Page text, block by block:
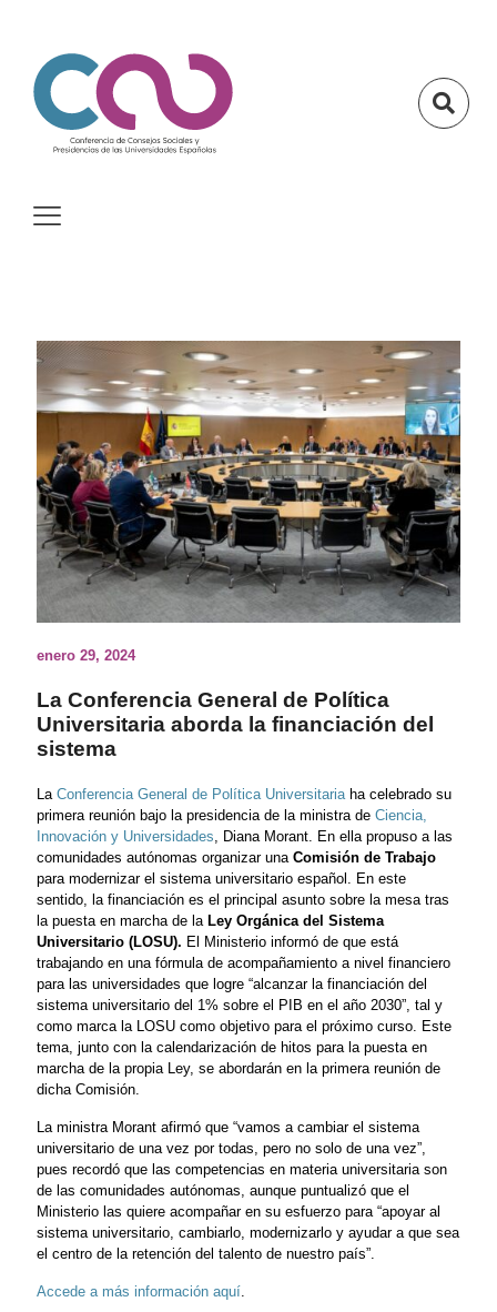
enero 29, 2024
La Conferencia General de Política
Universitaria aborda la financiación del
sistema
La Conferencia General de Política Universitaria ha celebrado su
primera reunión bajo la presidencia de la ministra de Ciencia,
Innovación y Universidades , Diana Morant. En ella propuso a las
comunidades autónomas organizar una Comisión de Trabajo
para modernizar el sistema universitario español. En este
sentido, la financiación es el principal asunto sobre la mesa tras
la puesta en marcha de la Ley Orgánica del Sistema
Universitario (LOSU). El Ministerio informó de que está
trabajando en una fórmula de acompañamiento a nivel financiero
para las universidades que logre “alcanzar la financiación del
sistema universitario del 1% sobre el PIB en el año 2030”, tal y
como marca la LOSU como objetivo para el próximo curso. Este
tema, junto con la calendarización de hitos para la puesta en
marcha de la propia Ley, se abordarán en la primera reunión de
dicha Comisión.
La ministra Morant afirmó que “vamos a cambiar el sistema
universitario de una vez por todas, pero no solo de una vez”,
pues recordó que las competencias en materia universitaria son
de las comunidades autónomas, aunque puntualizó que el
Ministerio las quiere acompañar en su esfuerzo para “apoyar al
sistema universitario, cambiarlo, modernizarlo y ayudar a que sea
el centro de la retención del talento de nuestro país”.
Accede a más información aquí